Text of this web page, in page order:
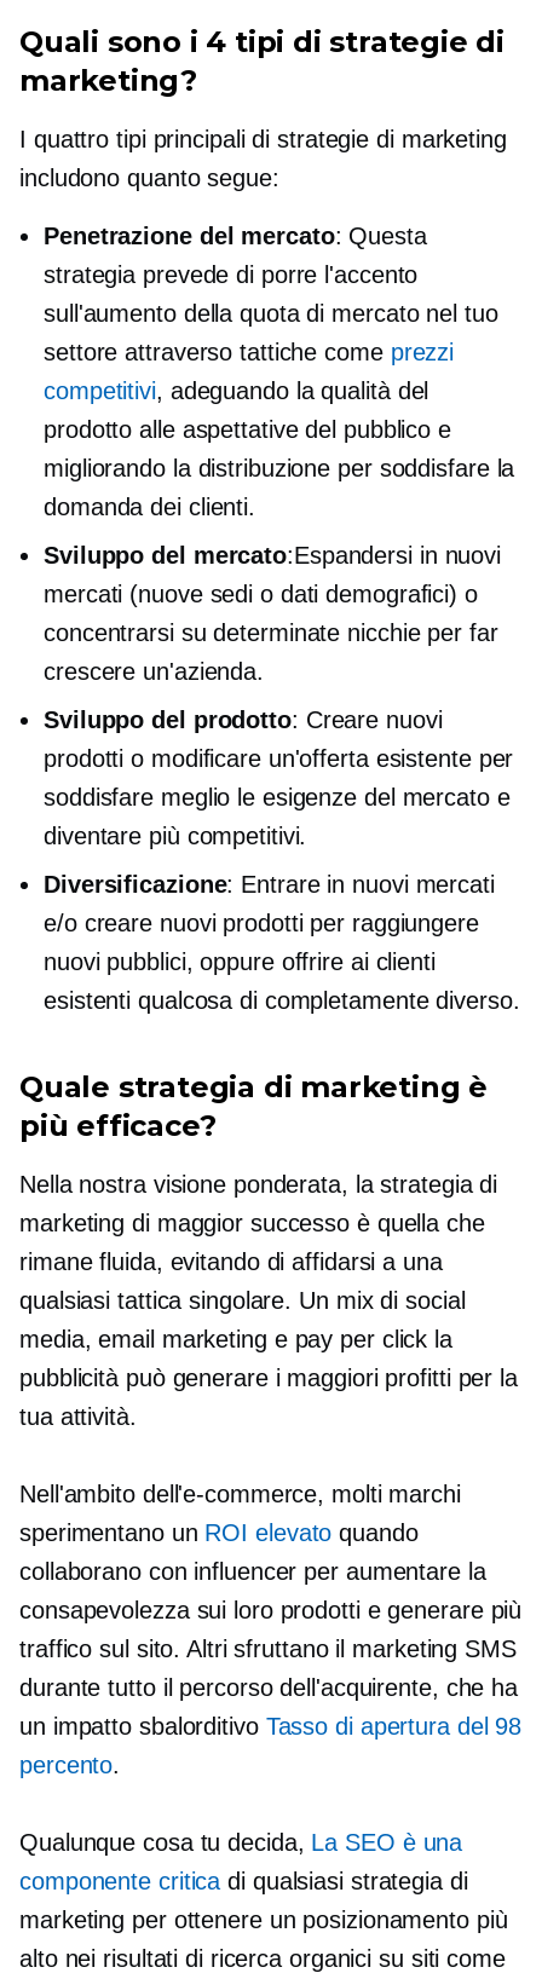
Quali sono i 4 tipi di strategie di
marketing?
I quattro tipi principali di strategie di marketing
includono quanto segue:
Penetrazione del mercato: Questa
strategia prevede di porre l'accento
sull'aumento della quota di mercato nel tuo
settore attraverso tattiche come prezzi
competitivi, adeguando la qualità del
prodotto alle aspettative del pubblico e
migliorando la distribuzione per soddisfare la
domanda dei clienti.
Sviluppo del mercato:Espandersi in nuovi
mercati (nuove sedi o dati demografici) o
concentrarsi su determinate nicchie per far
crescere un'azienda.
Sviluppo del prodotto: Creare nuovi
prodotti o modificare un'offerta esistente per
soddisfare meglio le esigenze del mercato e
diventare più competitivi.
Diversificazione: Entrare in nuovi mercati
e/o creare nuovi prodotti per raggiungere
nuovi pubblici, oppure offrire ai clienti
esistenti qualcosa di completamente diverso.
Quale strategia di marketing è
più efficace?
Nella nostra visione ponderata, la strategia di
marketing di maggior successo è quella che
rimane fluida, evitando di affidarsi a una
qualsiasi tattica singolare. Un mix di social
media, email marketing e pay per click la
pubblicità può generare i maggiori profitti per la
tua attività.
Nell'ambito dell'e-commerce, molti marchi
sperimentano un ROI elevato quando
collaborano con influencer per aumentare la
consapevolezza sui loro prodotti e generare più
traffico sul sito. Altri sfruttano il marketing SMS
durante tutto il percorso dell'acquirente, che ha
un impatto sbalorditivo Tasso di apertura del 98
percento.
Qualunque cosa tu decida, La SEO è una
componente critica di qualsiasi strategia di
marketing per ottenere un posizionamento più
alto nei risultati di ricerca organici su siti come